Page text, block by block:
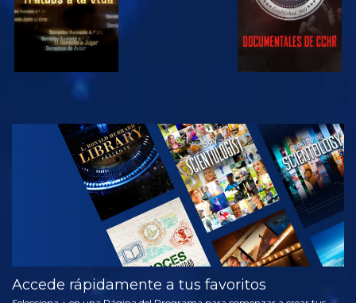
VE
EXPLORA LAS
SERIES
Accede rápidamente a tus favoritos